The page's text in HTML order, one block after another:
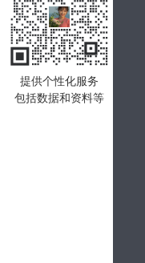
提供个性化服务
包括数据和资料等